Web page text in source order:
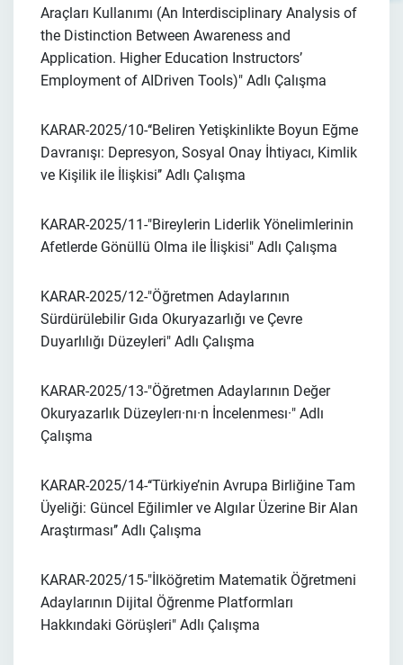
Araçları Kullanımı (An Interdisciplinary Analysis of
the Distinction Between Awareness and
Application. Higher Education Instructors’
Employment of AIDriven Tools)" Adlı Çalışma
KARAR-2025/10-‘‘Beliren Yetişkinlikte Boyun Eğme
Davranışı: Depresyon, Sosyal Onay İhtiyacı, Kimlik
ve Kişilik ile İlişkisi’’ Adlı Çalışma
KARAR-2025/11-"Bireylerin Liderlik Yönelimlerinin
Afetlerde Gönüllü Olma ile İlişkisi" Adlı Çalışma
KARAR-2025/12-"Öğretmen Adaylarının
Sürdürülebilir Gıda Okuryazarlığı ve Çevre
Duyarlılığı Düzeyleri" Adlı Çalışma
KARAR-2025/13-"Öğretmen Adaylarının Değer
Okuryazarlık Düzeylerı·nı·n İncelenmesı·" Adlı
Çalışma
KARAR-2025/14-‘‘Türkiye’nin Avrupa Birliğine Tam
Üyeliği: Güncel Eğilimler ve Algılar Üzerine Bir Alan
Araştırması’’ Adlı Çalışma
KARAR-2025/15-"İlköğretim Matematik Öğretmeni
Adaylarının Dijital Öğrenme Platformları
Hakkındaki Görüşleri" Adlı Çalışma